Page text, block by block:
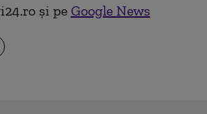
și pe Google News